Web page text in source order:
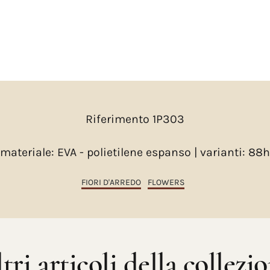
Riferimento 1P303
materiale: EVA - polietilene espanso | varianti: 88h
FIORI D'ARREDO FLOWERS